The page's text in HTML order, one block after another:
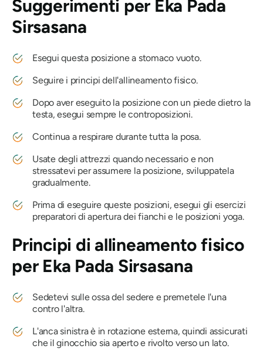
Suggerimenti per Eka Pada
Sirsasana
Esegui questa posizione a stomaco vuoto.
Seguire i principi dell'allineamento fisico.
Dopo aver eseguito la posizione con un piede dietro la
testa, esegui sempre le controposizioni.
Continua a respirare durante tutta la posa.
Usate degli attrezzi quando necessario e non
stressatevi per assumere la posizione, sviluppatela
gradualmente.
Prima di eseguire queste posizioni, esegui gli esercizi
preparatori di apertura dei fianchi e le posizioni yoga.
Principi di allineamento fisico
per Eka Pada Sirsasana
Sedetevi sulle ossa del sedere e premetele l'una
contro l'altra.
L'anca sinistra è in rotazione esterna, quindi assicurati
che il ginocchio sia aperto e rivolto verso un lato.